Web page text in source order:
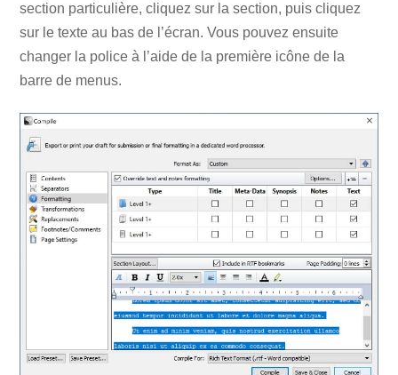
section particulière, cliquez sur la section, puis cliquez
sur le texte au bas de l’écran. Vous pouvez ensuite
changer la police à l’aide de la première icône de la
barre de menus.